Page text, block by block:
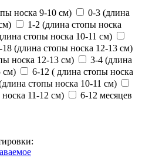
носка 9-10 см)
0-3 (длина
1-2 (длина стопы носка
стопы носка 10-11 см)
18 (длина стопы носка 12-13 см)
носка 12-13 см)
3-4 (длина
см)
6-12 ( длина стопы носка
стопы носка 10-11 см)
11-12 см)
6-12 месяцев